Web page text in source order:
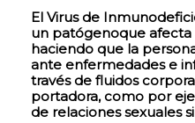
ElVirus de
un patógenoque
haciendo que la
ante enfermedadese
través de fluidos
portadora, como por
de relaciones sexuales